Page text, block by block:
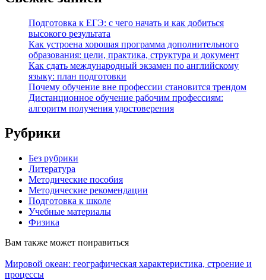
Подготовка к ЕГЭ: с чего начать и как добиться
высокого результата
Как устроена хорошая программа дополнительного
образования: цели, практика, структура и документ
Как сдать международный экзамен по английскому
языку: план подготовки
Почему обучение вне профессии становится трендом
Дистанционное обучение рабочим профессиям:
алгоритм получения удостоверения
Рубрики
Без рубрики
Литература
Методические пособия
Методические рекомендации
Подготовка к школе
Учебные материалы
Физика
Вам также может понравиться
Мировой океан: географическая характеристика, строение и
процессы